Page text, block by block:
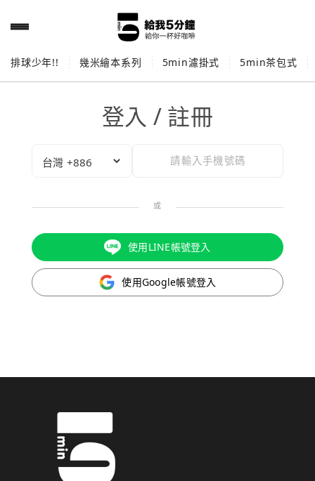
排球少年!! 幾米繪本系列 5min濾掛式 5min茶包式
登入 / 註冊
或
使用LINE帳號登入
使用Google帳號登入
驗證碼已成功發送至您的手機門號！
為了維護您的權益，請於 10 分鐘內填寫認證碼。